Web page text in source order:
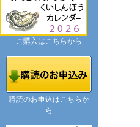
ご購入はこちらから
購読のお申込はこちらか
ら